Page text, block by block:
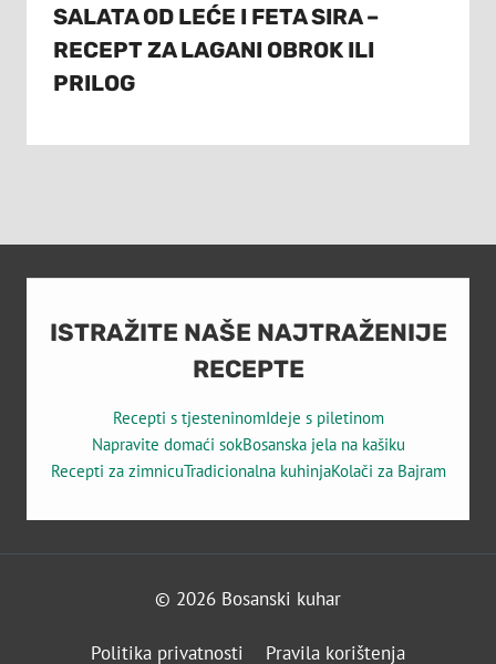
SALATA OD LEĆE I FETA SIRA –
RECEPT ZA LAGANI OBROK ILI
PRILOG
ISTRAŽITE NAŠE NAJTRAŽENIJE
RECEPTE
Recepti s tjesteninomIdeje s piletinom
Napravite domaći sokBosanska jela na kašiku
Recepti za zimnicuTradicionalna kuhinjaKolači za Bajram
© 2026 Bosanski kuhar
Politika privatnosti Pravila korištenja